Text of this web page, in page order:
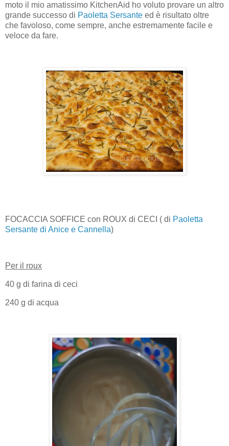
moto il mio amatissimo KitchenAid ho voluto provare un altro
grande successo di Paoletta Sersante ed è risultato oltre
che favoloso, come sempre, anche estremamente facile e
veloce da fare.
FOCACCIA SOFFICE con ROUX di CECI ( di Paoletta
Sersante di Anice e Cannella)
Per il roux
40 g di farina di ceci
240 g di acqua